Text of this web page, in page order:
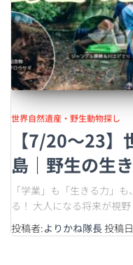
世界自然遺産・野生動物探し
【7/20〜23
島｜野生の生
「学業」も「生きる力」
る！ 大人になる将来が視野
投稿者:よりかね隊長投稿